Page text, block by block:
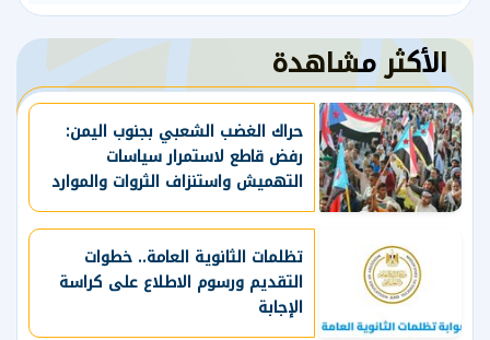
الأكثر مشاهدة
حراك الغضب الشعبي بجنوب اليمن:
رفض قاطع لاستمرار سياسات
التهميش واستنزاف الثروات والموارد
الحيوية
تظلمات الثانوية العامة.. خطوات
التقديم ورسوم الاطلاع على كراسة
الإجابة